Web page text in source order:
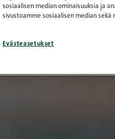
sosiaalisen median ominaisuuksia ja
sivustoamme sosiaalisen median
Evästeasetukset